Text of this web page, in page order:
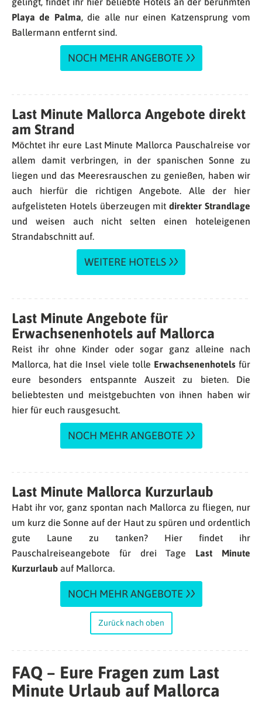
Playa de Palma, die alle nur einen Katzensprung vom
Ballermann entfernt sind.
NOCH MEHR ANGEBOTE
Last Minute Mallorca Angebote direkt
am Strand
Möchtet ihr eure Last Minute Mallorca Pauschalreise vor
allem damit verbringen, in der spanischen Sonne zu
liegen und das Meeresrauschen zu genießen, haben wir
auch hierfür die richtigen Angebote. Alle der hier
aufgelisteten Hotels überzeugen mitdirekter Strandlage
und weisen auch nicht selten einen hoteleigenen
Strandabschnitt auf.
WEITERE HOTELS
Last Minute Angebote für
Erwachsenenhotels auf Mallorca
Reist ihr ohne Kinder oder sogar ganz alleine nach
Mallorca, hat die Insel viele tolle Erwachsenenhotelsfür
eure besonders entspannte Auszeit zu bieten. Die
beliebtesten und meistgebuchten von ihnen haben wir
hier für euch rausgesucht.
NOCH MEHR ANGEBOTE
Last Minute Mallorca Kurzurlaub
Habt ihr vor, ganz spontan nach Mallorca zu fliegen, nur
um kurz die Sonne auf der Haut zu spüren und ordentlich
gute Laune zu tanken? Hier findet ihr
Pauschalreiseangebote für drei Tage Last Minute
Kurzurlaub auf Mallorca.
NOCH MEHR ANGEBOTE
Zurück nach oben
FAQ – Eure Fragen zum Last
Minute Urlaub auf Mallorca